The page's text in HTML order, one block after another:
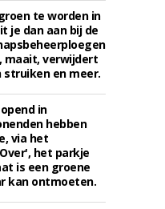
te worden in
je dan aan bij de
maait, verwijdert
struiken en meer.
in
hebben
via het
het parkje
is een groene
kan ontmoeten.